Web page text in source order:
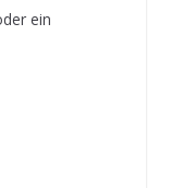
ein